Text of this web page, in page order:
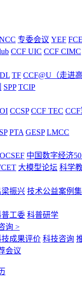
专委会议 YEF
CCF UIC CCF CIMC
TF CCF@U（走进高
SPP TCIP
CCSP CCF TEC
PTA GESP LMCC
中国数字经济
大模型论坛 科学
梁振兴 技术公益案例集
普工委 科普研学
询 >
技成果评价 科技咨询
会议